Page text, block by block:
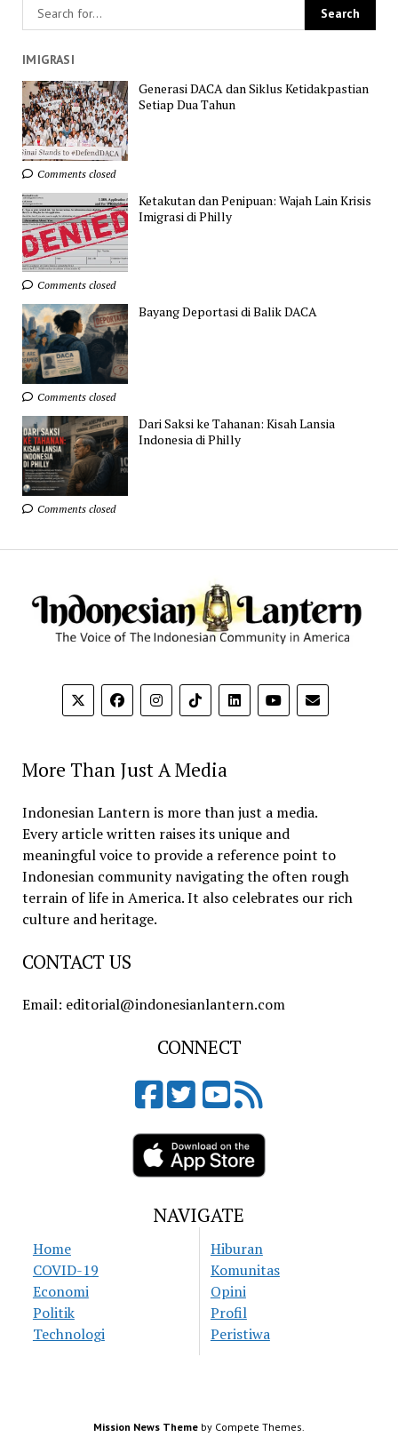
IMIGRASI
Generasi DACA dan Siklus Ketidakpastian
Setiap Dua Tahun
Comments closed
Ketakutan dan Penipuan: Wajah Lain Krisis
Imigrasi di Philly
Comments closed
Bayang Deportasi di Balik DACA
Comments closed
Dari Saksi ke Tahanan: Kisah Lansia
Indonesia di Philly
Comments closed
More Than Just A Media
Indonesian Lantern is more than just a media.
Every article written raises its unique and
meaningful voice to provide a reference point to
Indonesian community navigating the often rough
terrain of life in America. It also celebrates our rich
culture and heritage.
CONTACT US
Email: editorial@indonesianlantern.com
CONNECT
NAVIGATE
Home
COVID-19
Economi
Politik
Technologi
Hiburan
Komunitas
Opini
Profil
Peristiwa
Mission News Theme by Compete Themes.